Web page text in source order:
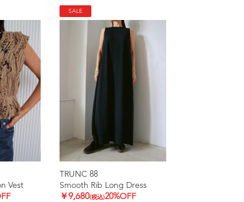
Vest
SALE
TRUNC 88
Smooth Rib Long Dress
￥9,680(税込)20%OFF